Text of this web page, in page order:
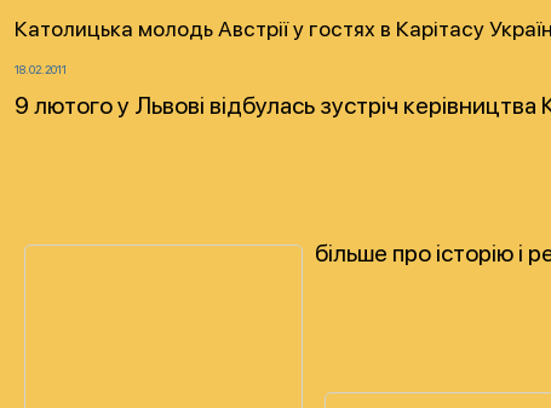
Католицька молодь Австрії у гостях в Карітасу
18.02.2011
9 лютого у Львові відбулась зустріч
більше про історію і